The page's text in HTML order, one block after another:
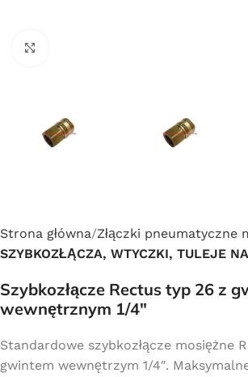
Strona główna Złączki pneumatyczne
SZYBKOZŁĄCZA, WTYCZKI, TULEJE
Szybkozłącze Rectus typ 26 z
wewnętrznym 1/4″
Standardowe szybkozłącze mosiężne
gwintem wewnętrzym 1/4″.